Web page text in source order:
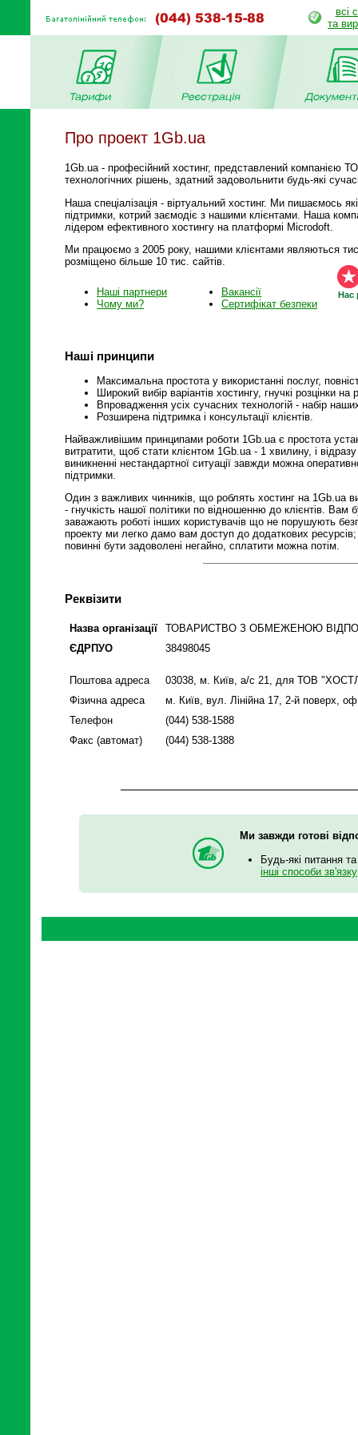
всі
та
Про проект 1Gb.ua
1Gb.ua - професійний хостинг, представлений компанією
технологічних рішень, здатний задовольнити будь-які
Наша спеціалізація - віртуальний хостинг. Ми пишаємось
підтримки, котрий заємодіє з нашими клієнтами. Наша
лідером ефективного хостингу на платформі Microdoft.
Ми працюємо з 2005 року, нашими клієнтами являються
розміщено більше 10 тис. сайтів.
Наc
Наші партнери
Чому ми?
Вакансії
Сертифікат безпеки
Наші принципи
Максимальна простота у використанні послуг,
Широкий вибір варіантів хостингу, гнучкі розцінки на
Впровадження усіх сучасних технологій - набір
Розширена підтримка і консультації клієнтів.
Найважливішим принципами роботи 1Gb.ua є простота
витратити, щоб стати клієнтом 1Gb.ua - 1 хвилину, і
виникненні нестандартної ситуації завжди можна
підтримки.
Один з важливих чинників, що роблять хостинг на 1Gb.ua
- гнучкість нашої політики по відношенню до клієнтів.
заважають роботі інших користувачів що не порушують
проекту ми легко дамо вам доступ до додаткових
повинні бути задоволені негайно, сплатити можна потім.
Реквізити
Назва організації
ТОВАРИСТВО З ОБМЕЖЕНОЮ
ЄДРПУО
38498045
Поштова адреса
03038, м. Київ, а/с 21, для ТОВ
Фізична адреса
м. Київ, вул. Лінійна 17, 2-й поверх,
Телефон
(044) 538-1588
Факс (автомат)
(044) 538-1388
Ми завжди готові
Будь-які питання
інші способи зв'язку